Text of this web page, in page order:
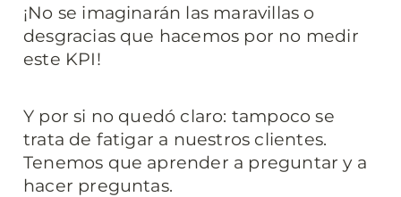
¡No se imaginarán las maravillas o
desgracias que hacemos por no medir
este KPI!
Y por si no quedó claro: tampoco se
trata de fatigar a nuestros clientes.
Tenemos que aprender a preguntar y a
hacer preguntas.